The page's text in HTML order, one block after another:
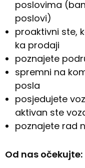
poslovima
poslovi)
proaktivni ste,
ka prodaji
poznajete
spremni na
posla
posjedujete
aktivan ste
poznajete rad
Od nas očekujte: